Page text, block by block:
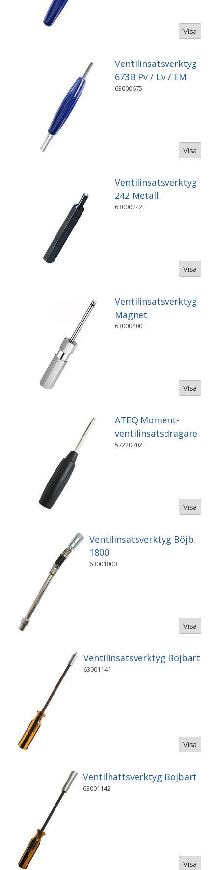
Visa
Ventilinsatsverktyg
673B Pv / Lv / EM
63000675
Visa
Ventilinsatsverktyg
242 Metall
63000242
Visa
Ventilinsatsverktyg
Magnet
63000400
Visa
ATEQ Moment-
ventilinsatsdragare
57220702
Visa
Ventilinsatsverktyg Böjb.
1800
63001800
Visa
Ventilinsatsverktyg Böjbart
63001141
Visa
Ventilhattsverktyg Böjbart
63001142
Visa